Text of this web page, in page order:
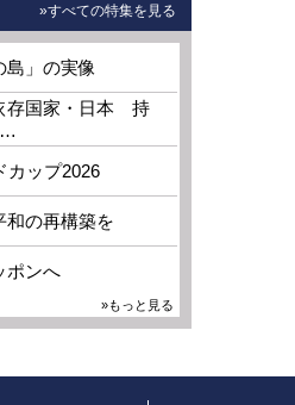
»すべての特集を見る
島」の実像
存国家・日本 持
…
カップ2026
和の再構築を
ポンへ
»もっと見る